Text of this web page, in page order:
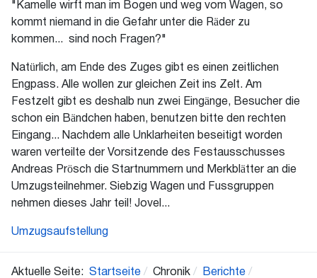
"Kamelle wirft man im Bogen und weg vom Wagen, so
kommt niemand in die Gefahr unter die Räder zu
kommen... sind noch Fragen?"
Natürlich, am Ende des Zuges gibt es einen zeitlichen
Engpass. Alle wollen zur gleichen Zeit ins Zelt. Am
Festzelt gibt es deshalb nun zwei Eingänge, Besucher die
schon ein Bändchen haben, benutzen bitte den rechten
Eingang... Nachdem alle Unklarheiten beseitigt worden
waren verteilte der Vorsitzende des Festausschusses
Andreas Prösch die Startnummern und Merkblätter an die
Umzugsteilnehmer. Siebzig Wagen und Fussgruppen
nehmen dieses Jahr teil! Jovel...
Umzugsaufstellung
Aktuelle Seite: Startseite Chronik Berichte